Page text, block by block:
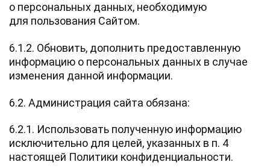
о персональных данных, необходимую
для пользования Сайтом.
6.1.2. Обновить, дополнить предоставленную
информацию о персональных данных в случае
изменения данной информации.
6.2. Администрация сайта обязана:
6.2.1. Использовать полученную информацию
исключительно для целей, указанных в п. 4
настоящей Политики конфиденциальности.